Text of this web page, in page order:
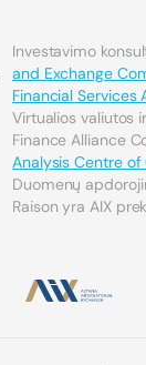
Investavimo
and Exchange
Financial Services
Virtualios valiutos
Finance Alliance
Analysis Centre of
Duomenų
Raison yra AIX